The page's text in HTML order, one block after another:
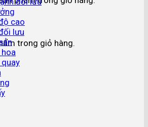
trong giỏ hàng.
cao
lưu